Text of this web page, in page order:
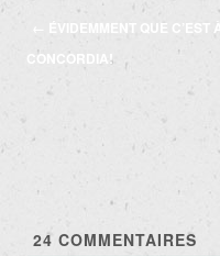
Navigation
des
articles
←
ÉVIDEMMENT QUE C’EST À
CONCORDIA!
24 COMMENTAIRES